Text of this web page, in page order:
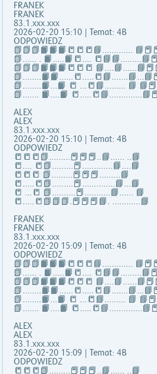
FRANEK
FRANEK
83.1.xxx.xxx
2026-02-20 15:10 | Temat: 4B
ODPOWIEDZ
📗📗📗📙📙📙📒📒📒📘……..…..
📗...... . 📙…..📙📒….
📗📗📗📙📙📙📒📒📒
📗……..📙…📙 📒 …📒📘……... 📘
📗……. 📙….📙
ALEX
ALEX
83.1.xxx.xxx
2026-02-20 15:10 | Temat: 4B
ODPOWIEDZ
📒📒📒📗………📕📕📕..📘…… ..📘
📒…. 📒📗………📕………….📘….📘
📒📒📒 📗………📕📕📕………📘
📒…..📒📗………📕…………..📘…📘
📒 …📒 📗……….📕………..📘…… 📘
📒…..📒📗📗📗.📕📕📕📘. …………📘
FRANEK
FRANEK
83.1.xxx.xxx
2026-02-20 15:09 | Temat: 4B
ODPOWIEDZ
📗📗📗📙📙📙📒📒📒📘……..…..
📗...... . 📙…..📙📒….
📗📗📗📙📙📙📒📒📒
📗……..📙…📙 📒 …📒📘……... 📘
📗……. 📙….📙
ALEX
ALEX
83.1.xxx.xxx
2026-02-20 15:09 | Temat: 4B
ODPOWIEDZ
📒📒📒📗………📕📕📕..📘…… ..📘